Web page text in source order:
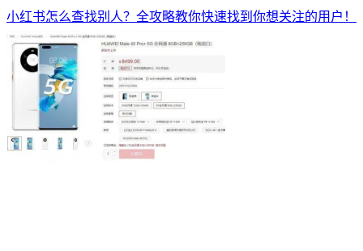
小红书怎么查找别人？全攻略教你快速找到你想关注的用户！